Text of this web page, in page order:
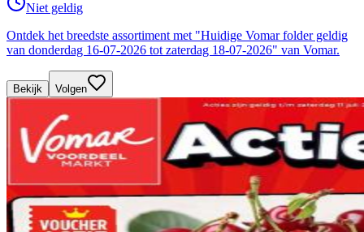
Niet geldig
Ontdek het breedste assortiment met "Huidige Vomar folder geldig
van donderdag 16-07-2026 tot zaterdag 18-07-2026" van Vomar.
Bekijk Volgen